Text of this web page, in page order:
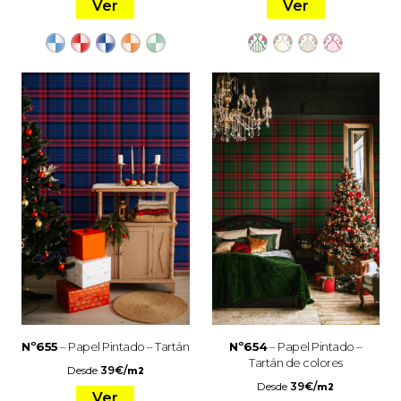
Ver Ver
Nº655– Papel Pintado – Tartán
Desde 39€/m2
Ver
Nº654– Papel Pintado –
Tartán de colores
Desde39€/m2